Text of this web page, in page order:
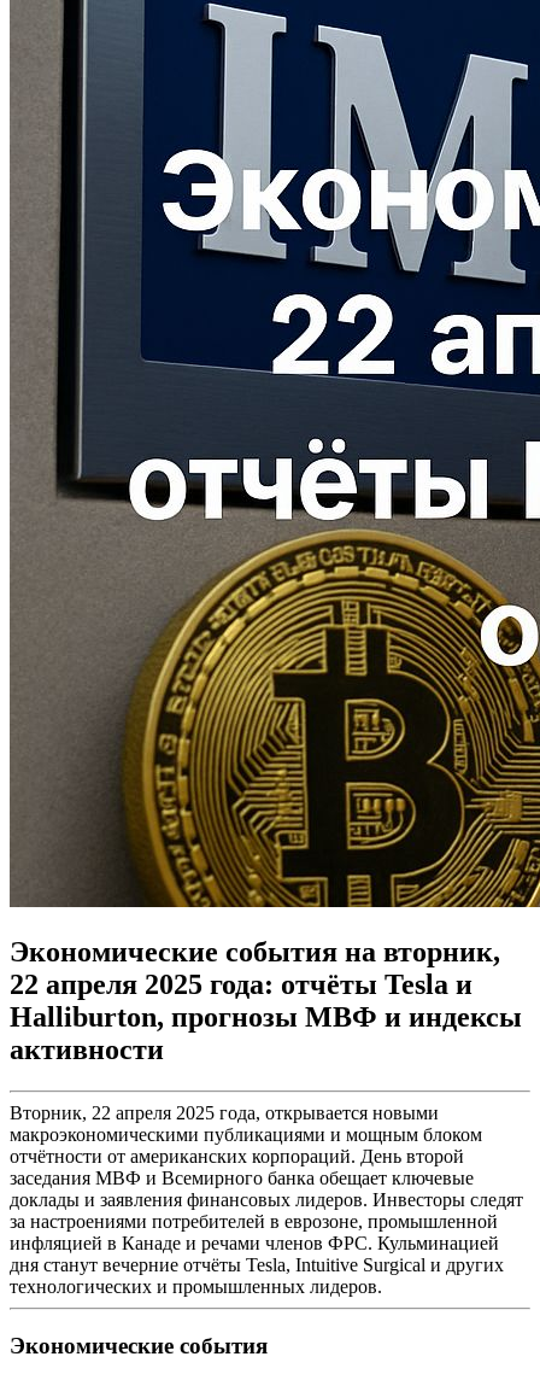
Экономические события на вторник,
22 апреля 2025 года: отчёты Tesla и
Halliburton, прогнозы МВФ и индексы
активности
Вторник, 22 апреля 2025 года, открывается новыми
макроэкономическими публикациями и мощным блоком
отчётности от американских корпораций. День второй
заседания МВФ и Всемирного банка обещает ключевые
доклады и заявления финансовых лидеров. Инвесторы следят
за настроениями потребителей в еврозоне, промышленной
инфляцией в Канаде и речами членов ФРС. Кульминацией
дня станут вечерние отчёты Tesla, Intuitive Surgical и других
технологических и промышленных лидеров.
Экономические события